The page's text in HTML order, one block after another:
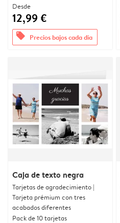
Desde
12,99 €
offers Precios bajos cada día
Caja de texto negra
Tarjetas de agradecimiento |
Tarjeta prémium con tres
acabados diferentes
Pack de 10 tarjetas